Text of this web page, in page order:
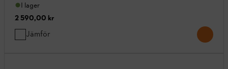
I lager
2 590,00 kr
Jämför